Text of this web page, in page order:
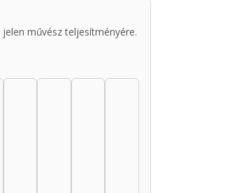
művész teljesítményére.